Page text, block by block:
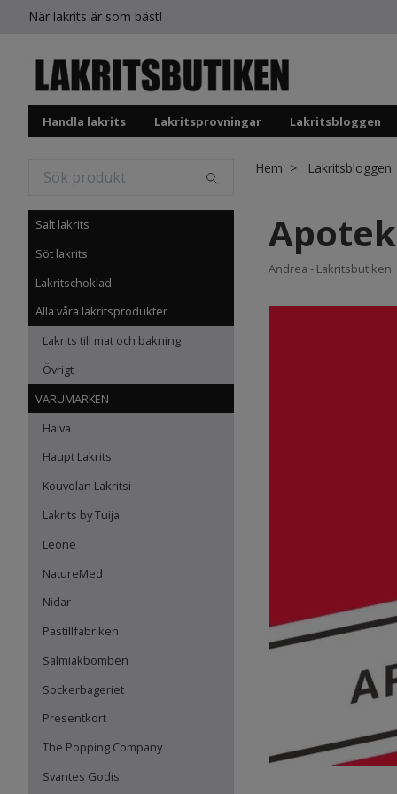
När lakrits är som bäst!
Handla lakrits Lakritsprovningar Lakritsbloggen
Salt lakrits
Söt lakrits
Lakritschoklad
Alla våra lakritsprodukter
Lakrits till mat och bakning
Övrigt
VARUMÄRKEN
Halva
Haupt Lakrits
Kouvolan Lakritsi
Lakrits by Tuija
Leone
NatureMed
Nidar
Pastillfabriken
Salmiakbomben
Sockerbageriet
Presentkort
The Popping Company
Svantes Godis
Hem Lakritsbloggen
Andrea - Lakritsbutiken